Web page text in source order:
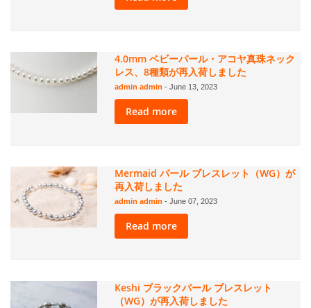
4.0mm ベビーパール・アコヤ真珠ネック
レス、8種類が再入荷しました
admin admin- June 13, 2023
Read more
Mermaid パール ブレスレット（WG）が
再入荷しました
admin admin- June 07, 2023
Read more
Keshi ブラックパール ブレスレット
（WG）が再入荷しました